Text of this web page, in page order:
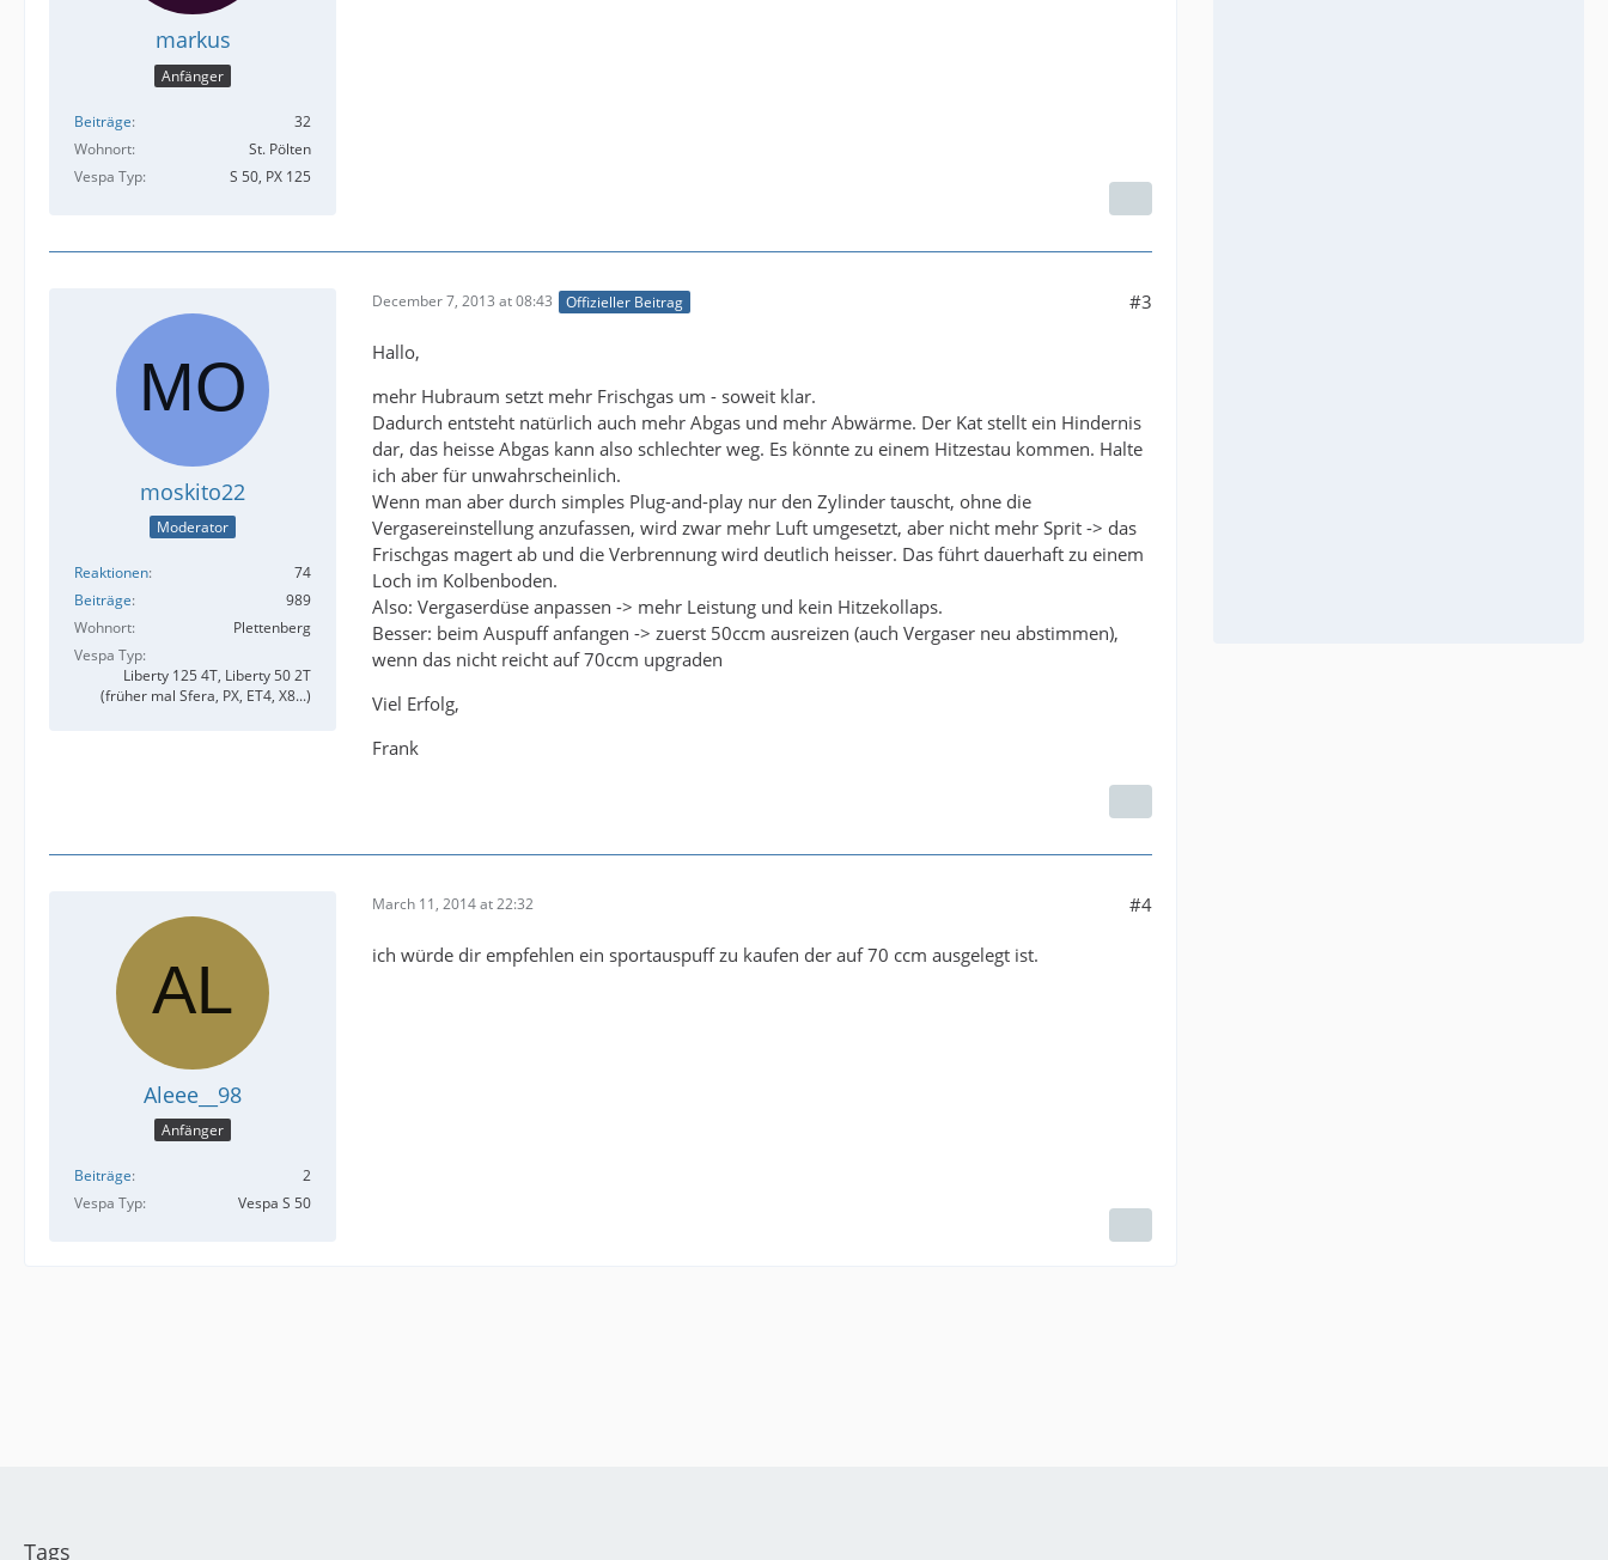
markus
Anfänger
Beiträge
32
Wohnort
St. Pölten
Vespa Typ
S 50, PX 125
moskito22
Moderator
Reaktionen
74
Beiträge
989
Wohnort
Plettenberg
Vespa Typ
Liberty 125 4T, Liberty 50 2T
(früher mal Sfera, PX, ET4, X8...)
December 7, 2013 at 08:43 Offizieller Beitrag #3
Hallo,
mehr Hubraum setzt mehr Frischgas um - soweit klar.
Dadurch entsteht natürlich auch mehr Abgas und mehr Abwärme. Der Kat stellt ein Hindernis
dar, das heisse Abgas kann also schlechter weg. Es könnte zu einem Hitzestau kommen. Halte
ich aber für unwahrscheinlich.
Wenn man aber durch simples Plug-and-play nur den Zylinder tauscht, ohne die
Vergasereinstellung anzufassen, wird zwar mehr Luft umgesetzt, aber nicht mehr Sprit -> das
Frischgas magert ab und die Verbrennung wird deutlich heisser. Das führt dauerhaft zu einem
Loch im Kolbenboden.
Also: Vergaserdüse anpassen -> mehr Leistung und kein Hitzekollaps.
Besser: beim Auspuff anfangen -> zuerst 50ccm ausreizen (auch Vergaser neu abstimmen),
wenn das nicht reicht auf 70ccm upgraden
Viel Erfolg,
Frank
Aleee__98
Anfänger
Beiträge
2
Vespa Typ
Vespa S 50
March 11, 2014 at 22:32 #4
ich würde dir empfehlen ein sportauspuff zu kaufen der auf 70 ccm ausgelegt ist.
Tags